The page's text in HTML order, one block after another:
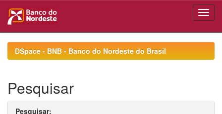
navigationDSpace - BNB - Banco do Nordeste do Brasil
Pesquisar
Pesquisar: